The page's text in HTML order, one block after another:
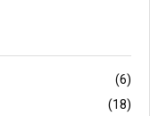
(6)
(18)